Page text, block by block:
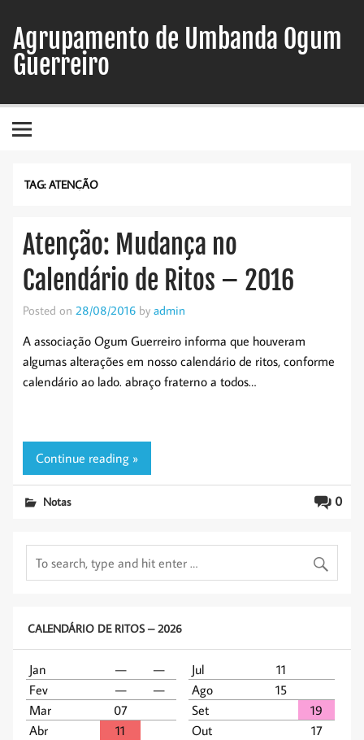
content
Agrupamento de Umbanda Ogum
Guerreiro
TAG:ATENÇÃO
Atenção: Mudança no
Calendário de Ritos – 2016
Posted on 28/08/2016 by admin
A associação Ogum Guerreiro informa que houveram
algumas alterações em nosso calendário de ritos, conforme
calendário ao lado. abraço fraterno a todos…
Continue reading »
0
Notas
CALENDÁRIO DE RITOS – 2026
Jan — — Jul
11
Fev
— — Ago
15
Mar
07 Set
19
Abr
11 Out
17